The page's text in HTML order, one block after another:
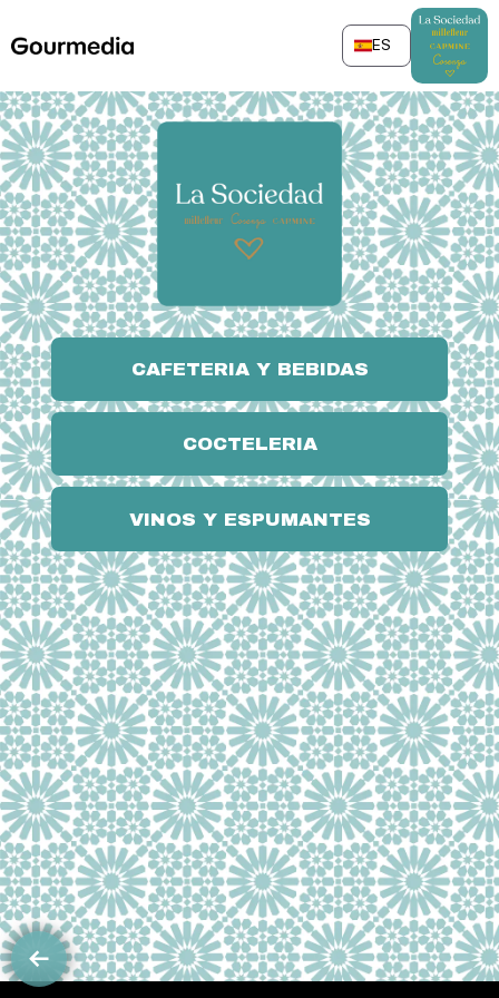
content
ES
CAFETERIA Y BEBIDAS
COCTELERIA
VINOS Y ESPUMANTES